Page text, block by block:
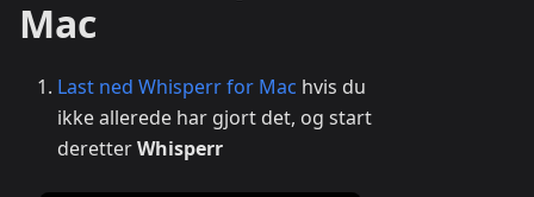
Mac
Last ned Whisperr for Mac hvis du
ikke allerede har gjort det, og start
deretterWhisperr